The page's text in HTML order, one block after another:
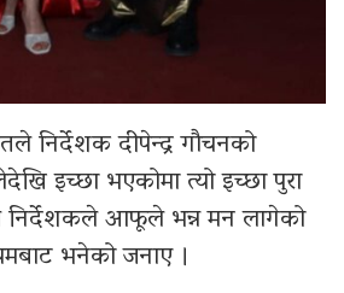
निर्देशक दीपेन्द्र गौचनको
इच्छा भएकोमा त्यो इच्छा पुरा
आफूले भन्न मन लागेको
भनेको जनाए ।